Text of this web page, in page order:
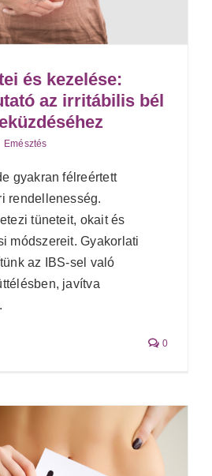
és kezelése:
az irritábilis bél
Emésztés
gyakran félreértett
rendellenesség.
tüneteit, okait és
módszereit. Gyakorlati
az IBS-sel való
javítva
0